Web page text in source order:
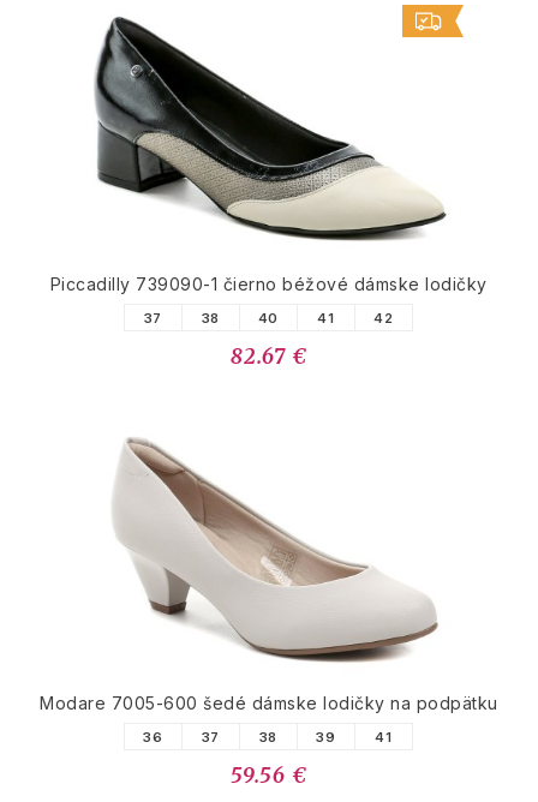
Piccadilly 739090-1 čierno béžové dámske lodičky
37 38 40 41 42
82.67 €
Modare 7005-600 šedé dámske lodičky na podpätku
36 37 38 39 41
59.56 €